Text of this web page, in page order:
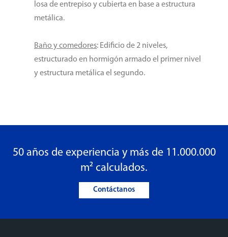
losa de entrepiso y cubierta en base a estructura
metálica.
Baño y comedores: Edificio de 2 niveles,
estructurado en hormigón armado el primer nivel
y estructura metálica el segundo.
50 años de experiencia y más de 11.000.000
m² calculados.
Contáctanos